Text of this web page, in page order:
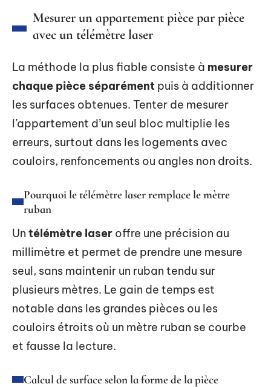
Mesurer un appartement pièce par pièce
avec un télémètre laser
La méthode la plus fiable consiste à mesurer
chaque pièce séparément puis à additionner
les surfaces obtenues. Tenter de mesurer
l’appartement d’un seul bloc multiplie les
erreurs, surtout dans les logements avec
couloirs, renfoncements ou angles non droits.
Pourquoi le télémètre laser remplace le mètre
ruban
Un télémètre laser offre une précision au
millimètre et permet de prendre une mesure
seul, sans maintenir un ruban tendu sur
plusieurs mètres. Le gain de temps est
notable dans les grandes pièces ou les
couloirs étroits où un mètre ruban se courbe
et fausse la lecture.
Calcul de surface selon la forme de la pièce